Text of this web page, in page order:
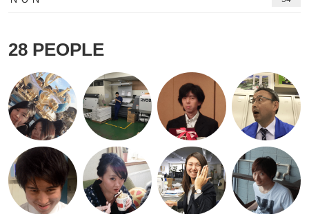
28 PEOPLE